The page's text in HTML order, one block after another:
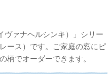
ァナヘルシンキ）」シリー
ース）です。ご家庭の窓にピ
柄でオーダーできます。